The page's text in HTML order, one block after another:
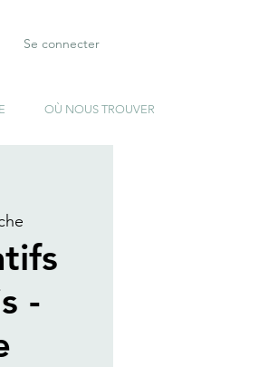
Se connecter
OÙ NOUS TROUVER
-